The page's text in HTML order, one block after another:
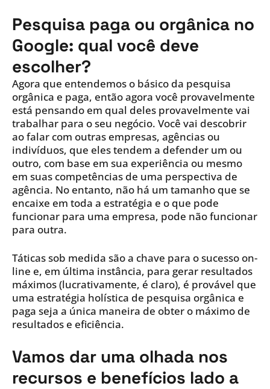
Pesquisa paga ou orgânica no
Google: qual você deve
escolher?
Agora que entendemos o básico da pesquisa
orgânica e paga, então agora você provavelmente
está pensando em qual deles provavelmente vai
trabalhar para o seu negócio. Você vai descobrir
ao falar com outras empresas, agências ou
indivíduos, que eles tendem a defender um ou
outro, com base em sua experiência ou mesmo
em suas competências de uma perspectiva de
agência. No entanto, não há um tamanho que se
encaixe em toda a estratégia e o que pode
funcionar para uma empresa, pode não funcionar
para outra.
Táticas sob medida são a chave para o sucesso on-
line e, em última instância, para gerar resultados
máximos (lucrativamente, é claro), é provável que
uma estratégia holística de pesquisa orgânica e
paga seja a única maneira de obter o máximo de
resultados e eficiência.
Vamos dar uma olhada nos
recursos e benefícios lado a